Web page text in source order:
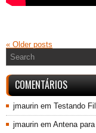
« Older posts
COMENTÁRIOS
jmaurin em Testando
jmaurin em Antena